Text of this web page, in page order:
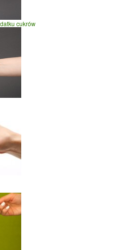
cukrów